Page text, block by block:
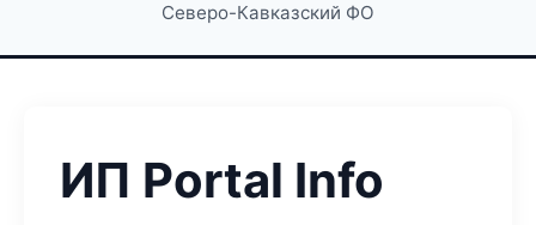
Северо-Кавказский ФО
ИП Portal Info